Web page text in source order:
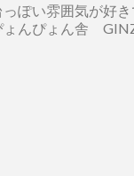
ぽい雰囲気が好
ょんぴょん舎